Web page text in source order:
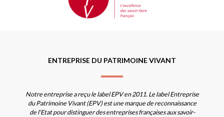
ENTREPRISE DU PATRIMOINE VIVANT
Notre entreprise a reçu le label EPV en 2011. Le label Entreprise
du Patrimoine Vivant (EPV) est une marque de reconnaissance
de l'Etat pour distinguer des entreprises françaises aux savoir-